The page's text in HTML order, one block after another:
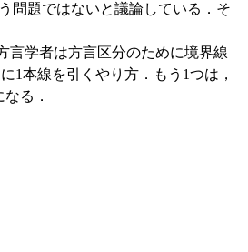
問題ではないと議論している．そ
学者は方言区分のために境界線
1本線を引くやり方．もう1つは，
る．